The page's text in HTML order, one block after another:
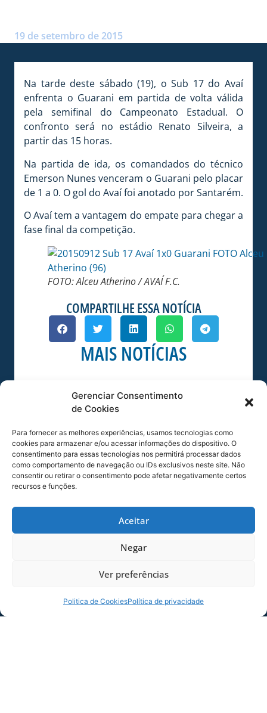
Gerenciar Consentimento
de Cookies
Para fornecer as melhores experiências, usamos tecnologias como
cookies para armazenar e/ou acessar informações do dispositivo. O
consentimento para essas tecnologias nos permitirá processar dados
como comportamento de navegação ou IDs exclusivos neste site. Não
consentir ou retirar o consentimento pode afetar negativamente certos
recursos e funções.
Aceitar
Negar
Ver preferências
Politica de CookiesPolítica de privacidade
19 de setembro de 2015
Na tarde deste sábado (19), o Sub 17 do Avaí
enfrenta o Guarani em partida de volta válida
pela semifinal do Campeonato Estadual. O
confronto será no estádio Renato Silveira, a
partir das 15 horas.
Na partida de ida, os comandados do técnico
Emerson Nunes venceram o Guarani pelo placar
de 1 a 0. O gol do Avaí foi anotado por Santarém.
O Avaí tem a vantagem do empate para chegar a
fase final da competição.
FOTO: Alceu Atherino / AVAÍ F.C.
COMPARTILHE ESSA NOTÍCIA
MAIS NOTÍCIAS
SERVIÇO DE JOGO: AVAÍ X CRB-AL, PELA
21ª RODADA DA SÉRIE B
Dias dos Pais vem aí, e na terça-feira (11/08)
Precisamos do
06/08/2026